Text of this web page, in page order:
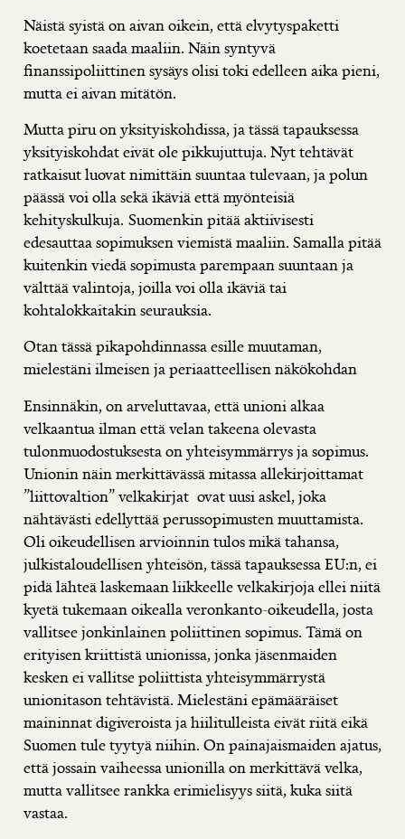
Näistä syistä on aivan oikein, että elvytyspaketti
koetetaan saada maaliin. Näin syntyvä
finanssipoliittinen sysäys olisi toki edelleen aika pieni,
mutta ei aivan mitätön.
Mutta piru on yksityiskohdissa, ja tässä tapauksessa
yksityiskohdat eivät ole pikkujuttuja. Nyt tehtävät
ratkaisut luovat nimittäin suuntaa tulevaan, ja polun
päässä voi olla sekä ikäviä että myönteisiä
kehityskulkuja. Suomenkin pitää aktiivisesti
edesauttaa sopimuksen viemistä maaliin. Samalla pitää
kuitenkin viedä sopimusta parempaan suuntaan ja
välttää valintoja, joilla voi olla ikäviä tai
kohtalokkaitakin seurauksia.
Otan tässä pikapohdinnassa esille muutaman,
mielestäni ilmeisen ja periaatteellisen näkökohdan
Ensinnäkin, on arveluttavaa, että unioni alkaa
velkaantua ilman että velan takeena olevasta
tulonmuodostuksesta on yhteisymmärrys ja sopimus.
Unionin näin merkittävässä mitassa allekirjoittamat
”liittovaltion” velkakirjat ovat uusi askel, joka
nähtävästi edellyttää perussopimusten muuttamista.
Oli oikeudellisen arvioinnin tulos mikä tahansa,
julkistaloudellisen yhteisön, tässä tapauksessa EU:n, ei
pidä lähteä laskemaan liikkeelle velkakirjoja ellei niitä
kyetä tukemaan oikealla veronkanto-oikeudella, josta
vallitsee jonkinlainen poliittinen sopimus. Tämä on
erityisen kriittistä unionissa, jonka jäsenmaiden
kesken ei vallitse poliittista yhteisymmärrystä
unionitason tehtävistä. Mielestäni epämääräiset
maininnat digiveroista ja hiilitulleista eivät riitä eikä
Suomen tule tyytyä niihin. On painajaismaiden ajatus,
että jossain vaiheessa unionilla on merkittävä velka,
mutta vallitsee rankka erimielisyys siitä, kuka siitä
vastaa.